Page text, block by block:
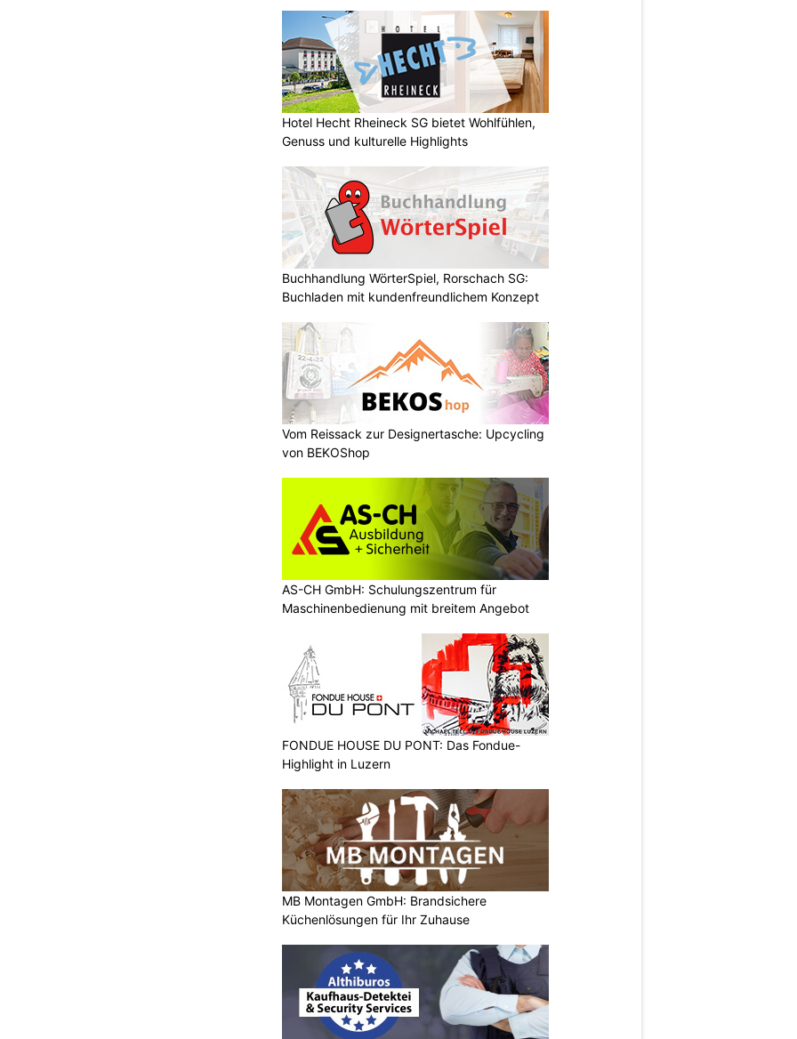
Hotel Hecht Rheineck SG bietet Wohlfühlen,
Genuss und kulturelle Highlights
Buchhandlung WörterSpiel, Rorschach SG:
Buchladen mit kundenfreundlichem Konzept
Vom Reissack zur Designertasche: Upcycling
von BEKOShop
AS-CH GmbH: Schulungszentrum für
Maschinenbedienung mit breitem Angebot
FONDUE HOUSE DU PONT: Das Fondue-
Highlight in Luzern
MB Montagen GmbH: Brandsichere
Küchenlösungen für Ihr Zuhause